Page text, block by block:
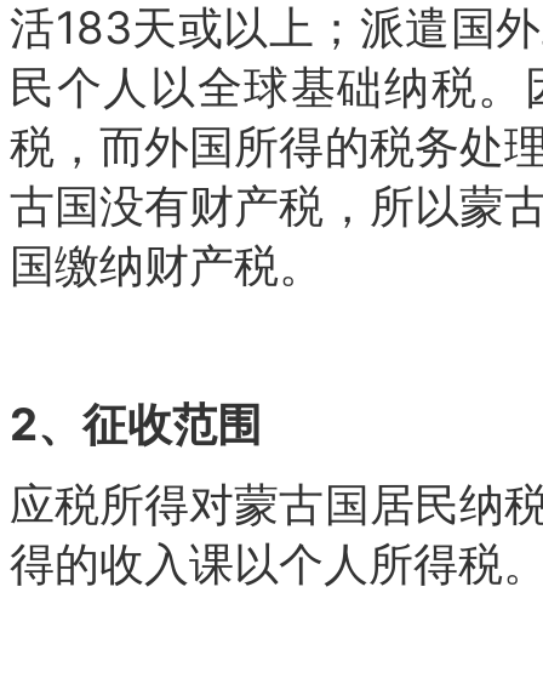
活183天或以上；派遣国
民个人以全球基础纳税
税，而外国所得的税务处
古国没有财产税，所以蒙
国缴纳财产税。
2、征收范围
应税所得对蒙古国居民纳
得的收入课以个人所得税